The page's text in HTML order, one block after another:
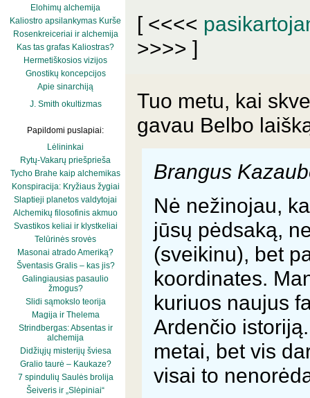
Elohimų alchemija
Kaliostro apsilankymas Kurše
Rosenkreiceriai ir alchemija
Kas tas grafas Kaliostras?
Hermetiškosios vizijos
Gnostikų koncepcijos
Apie sinarchiją
J. Smith okultizmas
Papildomi puslapiai:
Lėlininkai
Rytų-Vakarų priešprieša
Tycho Brahe kaip alchemikas
Konspiracija: Kryžiaus žygiai
Slaptieji planetos valdytojai
Alchemikų filosofinis akmuo
Svastikos keliai ir klystkeliai
Telūrinės srovės
Masonai atrado Ameriką?
Šventasis Gralis – kas jis?
Galingiausias pasaulio
žmogus?
Slidi sąmokslo teorija
Magija ir Thelema
Strindbergas: Absentas ir
alchemija
Didžiųjų misterijų šviesa
Gralio taurė – Kaukaze?
7 spindulių Saulės brolija
Šeiveris ir „Slėpiniai“
[ <<<<
>>>> ]
Tuo metu, kai
gavau Belbo
Brangus
Nė nežinojau,
jūsų pėdsaką,
(sveikinu), bet
koordinates.
kuriuos naujus
Ardenčio
metai, bet vis
visai to